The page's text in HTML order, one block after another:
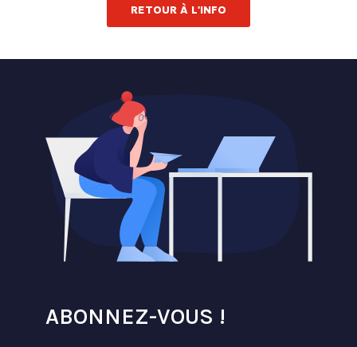
RETOUR À L'INFO
ABONNEZ-VOUS !